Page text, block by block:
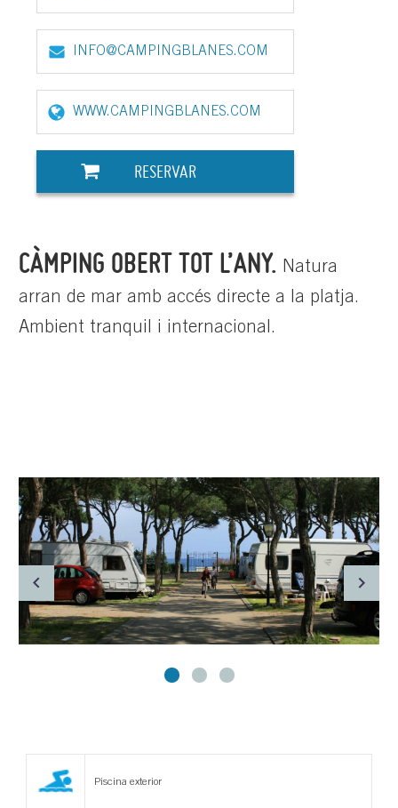
CÀMPING OBERT TOT L’ANY. Natura
arran de mar amb accés directe a la platja.
Ambient tranquil i internacional.
INFO@CAMPINGBLANES.COM
WWW.CAMPINGBLANES.COM
RESERVAR
Piscina exterior